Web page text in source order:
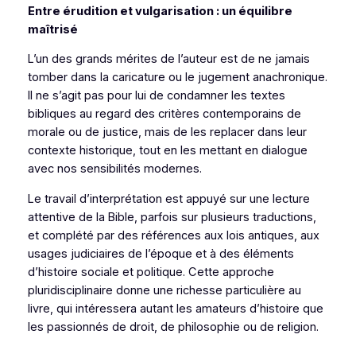
Entre érudition et vulgarisation : un équilibre
maîtrisé
L’un des grands mérites de l’auteur est de ne jamais
tomber dans la caricature ou le jugement anachronique.
Il ne s’agit pas pour lui de condamner les textes
bibliques au regard des critères contemporains de
morale ou de justice, mais de les replacer dans leur
contexte historique, tout en les mettant en dialogue
avec nos sensibilités modernes.
Le travail d’interprétation est appuyé sur une lecture
attentive de la Bible, parfois sur plusieurs traductions,
et complété par des références aux lois antiques, aux
usages judiciaires de l’époque et à des éléments
d’histoire sociale et politique. Cette approche
pluridisciplinaire donne une richesse particulière au
livre, qui intéressera autant les amateurs d’histoire que
les passionnés de droit, de philosophie ou de religion.